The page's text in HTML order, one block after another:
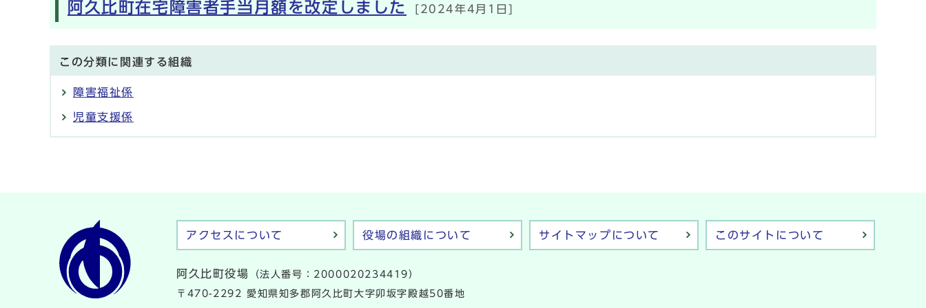
阿久比町在宅障害者手当月額を改定しました [2024年4月1日]
この分類に関連する組織
障害福祉係
児童支援係
アクセスについて 役場の組織について サイトマップについて このサイトについて
阿久比町役場
（法人番号：2000020234419）
〒470-2292 愛知県知多郡阿久比町大字卯坂字殿越50番地